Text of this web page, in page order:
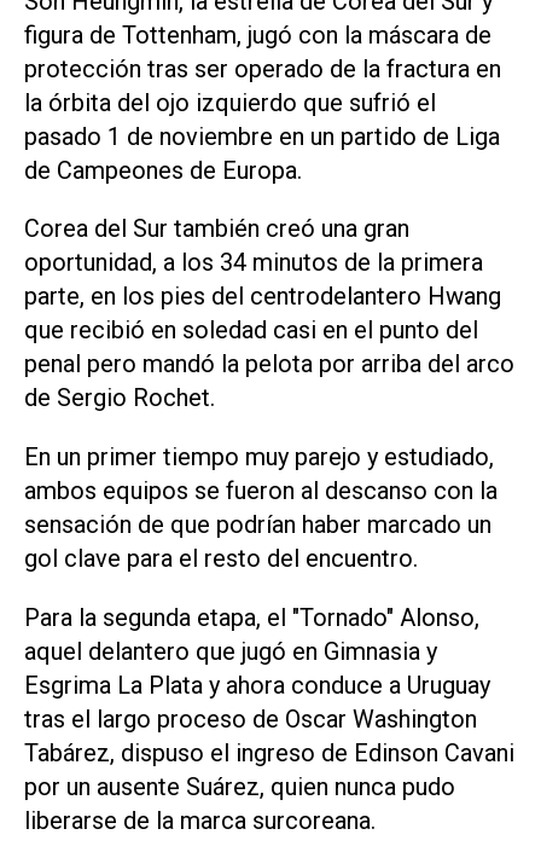
figura de Tottenham, jugó con la máscara de
protección tras ser operado de la fractura en
la órbita del ojo izquierdo que sufrió el
pasado 1 de noviembre en un partido de Liga
de Campeones de Europa.
Corea del Sur también creó una gran
oportunidad, a los 34 minutos de la primera
parte, en los pies del centrodelantero Hwang
que recibió en soledad casi en el punto del
penal pero mandó la pelota por arriba del arco
de Sergio Rochet.
En un primer tiempo muy parejo y estudiado,
ambos equipos se fueron al descanso con la
sensación de que podrían haber marcado un
gol clave para el resto del encuentro.
Para la segunda etapa, el "Tornado" Alonso,
aquel delantero que jugó en Gimnasia y
Esgrima La Plata y ahora conduce a Uruguay
tras el largo proceso de Oscar Washington
Tabárez, dispuso el ingreso de Edinson Cavani
por un ausente Suárez, quien nunca pudo
liberarse de la marca surcoreana.